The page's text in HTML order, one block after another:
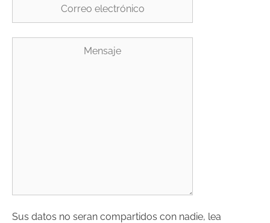
Sus datos no seran compartidos con nadie, lea